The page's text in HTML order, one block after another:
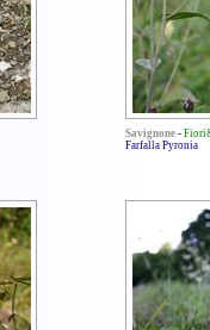
Savignone -
Farfalla Pyronia